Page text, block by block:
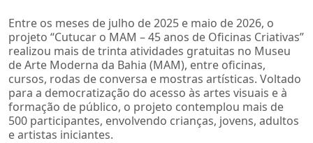
Entre os meses de julho de 2025 e maio de 2026, o
projeto “Cutucar o MAM – 45 anos de Oficinas Criativas”
realizou mais de trinta atividades gratuitas no Museu
de Arte Moderna da Bahia (MAM), entre oficinas,
cursos, rodas de conversa e mostras artísticas. Voltado
para a democratização do acesso às artes visuais e à
formação de público, o projeto contemplou mais de
500 participantes, envolvendo crianças, jovens, adultos
e artistas iniciantes.